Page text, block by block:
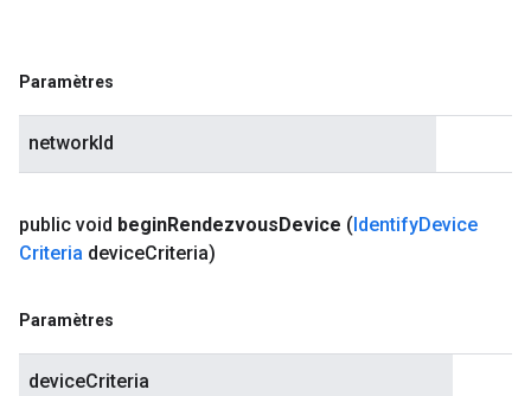
Paramètres
networkId
public void beginRendezvousDevice (IdentifyDevice
Criteria deviceCriteria)
Paramètres
deviceCriteria